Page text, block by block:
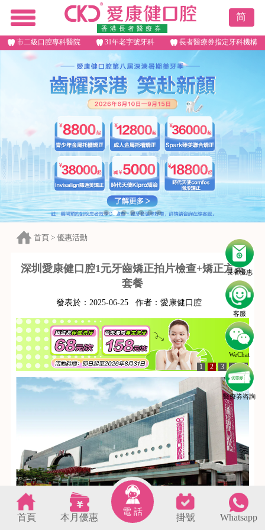
香港長者醫療券
简
市二級口腔專科醫院 31年老字號牙科 長者醫療券指定牙科機構
長者優惠
客服
WeChat
醫療劵咨詢
首頁 > 優惠活動
深圳愛康健口腔1元牙齒矯正拍片檢查+矯正方案
套餐
發表於： 2025-06-25 作者： 愛康健口腔
1 2 3 4 5
牙齒矯正拍片檢查+矯正方案套餐
套餐內容包含以下：
首頁 本月優惠
電 話
掛號 Whatsapp